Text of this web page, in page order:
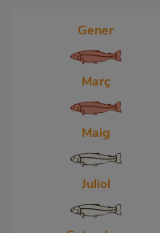
Gener
Març
Maig
Juliol